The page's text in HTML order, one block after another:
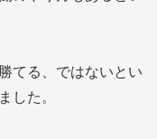
てる、ではないとい
した。